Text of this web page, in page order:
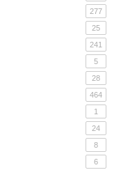
277
25
241
5
28
464
1
24
8
6